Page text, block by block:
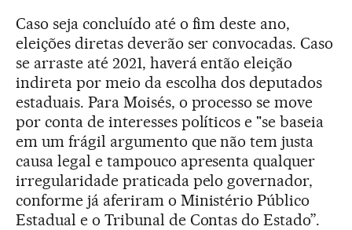
Caso seja concluído até o fim deste ano,
eleições diretas deverão ser convocadas. Caso
se arraste até 2021, haverá então eleição
indireta por meio da escolha dos deputados
estaduais. Para Moisés, o processo se move
por conta de interesses políticos e "se baseia
em um frágil argumento que não tem justa
causa legal e tampouco apresenta qualquer
irregularidade praticada pelo governador,
conforme já aferiram o Ministério Público
Estadual e o Tribunal de Contas do Estado”.